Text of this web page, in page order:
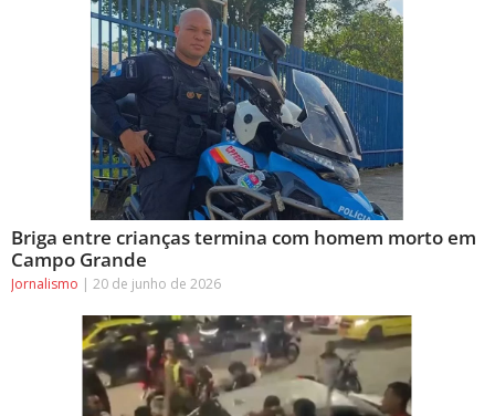
Briga entre crianças termina com homem morto em
Campo Grande
Jornalismo 20 de junho de 2026